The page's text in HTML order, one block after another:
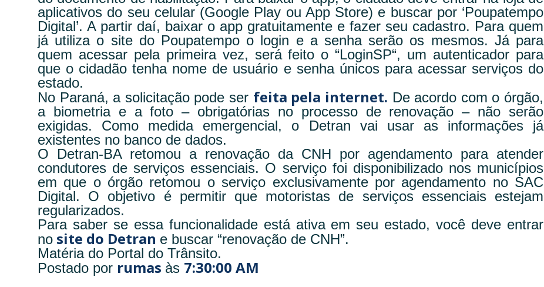
aplicativos do seu celular (Google Play ou App Store) e buscar por ‘Poupatempo
Digital’. A partir daí, baixar o app gratuitamente e fazer seu cadastro. Para quem
já utiliza o site do Poupatempo o login e a senha serão os mesmos. Já para
quem acessar pela primeira vez, será feito o “LoginSP“, um autenticador para
que o cidadão tenha nome de usuário e senha únicos para acessar serviços do
estado.
No Paraná, a solicitação pode ser feita pela internet. De acordo com o órgão,
a biometria e a foto – obrigatórias no processo de renovação – não serão
exigidas. Como medida emergencial, o Detran vai usar as informações já
existentes no banco de dados.
O Detran-BA retomou a renovação da CNH por agendamento para atender
condutores de serviços essenciais. O serviço foi disponibilizado nos municípios
em que o órgão retomou o serviço exclusivamente por agendamento no SAC
Digital. O objetivo é permitir que motoristas de serviços essenciais estejam
regularizados.
Para saber se essa funcionalidade está ativa em seu estado, você deve entrar
no site do Detran e buscar “renovação de CNH”.
Matéria do Portal do Trânsito.
Postado por rumas às 7:30:00 AM